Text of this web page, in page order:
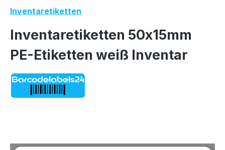
Inventaretiketten
Inventaretiketten 50x15mm
PE-Etiketten weiß Inventar